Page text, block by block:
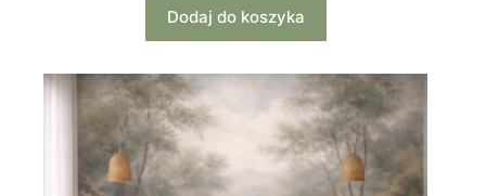
Dodaj do koszyka